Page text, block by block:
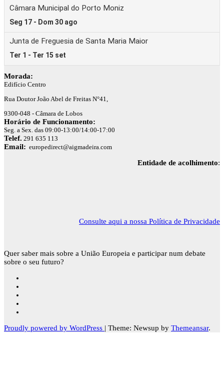
Morada:
Edifício Centro
Rua Doutor João Abel de Freitas N°41,
9300-048 - Câmara de Lobos
Horário de Funcionamento:
Seg. a Sex. das 09:00-13:00/14:00-17:00
Telef. 291 635 113
Email: europedirect@aigmadeira.com
Entidade de acolhimento:
Consulte aqui a nossa Política de Privacidade
Quer saber mais sobre a União Europeia e participar num debate
sobre o seu futuro?
Proudly powered by WordPress | Theme: Newsup by Themeansar.